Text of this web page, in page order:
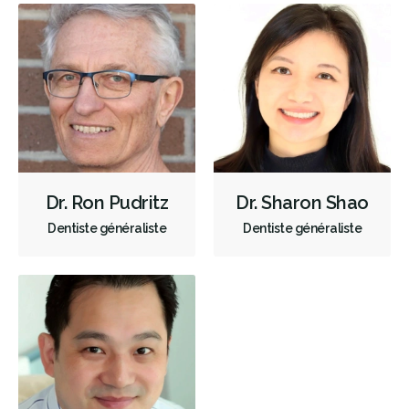
Restaurations le jour-même
Appareils dentaires
Services esthétiques
Diagnostique
Urgences
Endodontie
Chirurgie buccale Orthodontie
Parodontie
Hygiène préventive et nettoyages
Réparateur
RCSD (Régime canadien de soins dentaires)
Moins
Dr. Ron Pudritz
Dentiste généraliste
Dr. Sharon Shao
Dentiste généraliste